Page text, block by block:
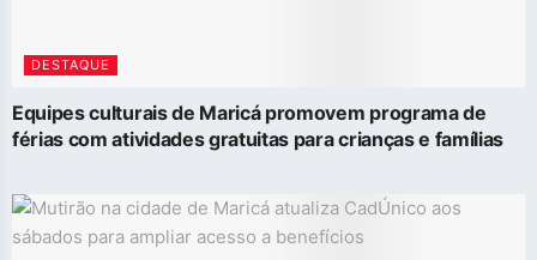
DESTAQUE
Equipes culturais de Maricá promovem programa de
férias com atividades gratuitas para crianças e famílias